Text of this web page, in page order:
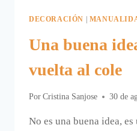
DECORACIÓN |
Una buena
vuelta al cole
Por Cristina Sanjose 30 de
No es una buena idea,